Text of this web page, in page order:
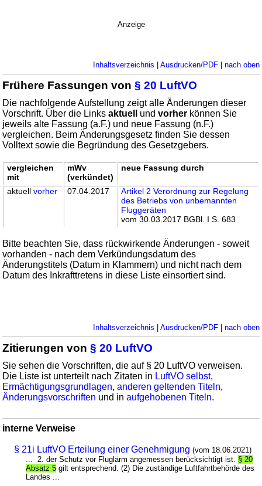
Anzeige
Inhaltsverzeichnis | Ausdrucken/PDF| nach oben
Frühere Fassungen von§ 20 LuftVO
Die nachfolgende Aufstellung zeigt alle Änderungen dieser
Vorschrift. Über die Linksaktuell undvorher können Sie
jeweils alte Fassung (a.F.) und neue Fassung (n.F.)
vergleichen. Beim Änderungsgesetz finden Sie dessen
Volltext sowie die Begründung des Gesetzgebers.
vergleichen
mit
mWv
(verkündet)
neue Fassung durch
aktuellvorher 07.04.2017
Artikel 2 Verordnung zur Regelung
des Betriebs von unbemannten
Fluggeräten
vom 30.03.2017 BGBl. I S. 683
Bitte beachten Sie, dass rückwirkende Änderungen - soweit
vorhanden - nach dem Verkündungsdatum des
Änderungstitels (Datum in Klammern) und nicht nach dem
Datum des Inkrafttretens in diese Liste einsortiert sind.
Inhaltsverzeichnis | Ausdrucken/PDF| nach oben
Zitierungen von§ 20 LuftVO
Sie sehen die Vorschriften, die auf § 20 LuftVO verweisen.
Die Liste ist unterteilt nach Zitaten in LuftVO selbst,
Ermächtigungsgrundlagen,anderen geltenden Titeln,
Änderungsvorschriften und inaufgehobenen Titeln.
interne Verweise
§ 21i LuftVO Erteilung einer Genehmigung (vom 18.06.2021)
... 2. der Schutz vor Fluglärm angemessen berücksichtigt ist. § 20
Absatz 5 gilt entsprechend. (2) Die zuständige Luftfahrtbehörde des
Landes ...